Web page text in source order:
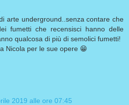
arte underground..senza contare che
fumetti che recensisci hanno delle
qualcosa di più di semolici fumetti!
Nicola per le sue opere 😁
2019 alle ore 07:45